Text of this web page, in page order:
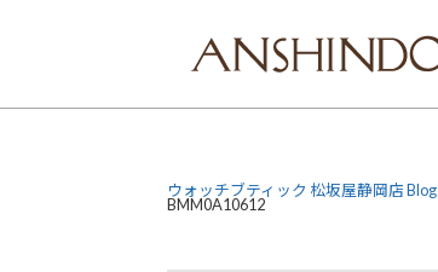
ウォッチブティック 松坂屋静岡店 Blog
BMM0A10612